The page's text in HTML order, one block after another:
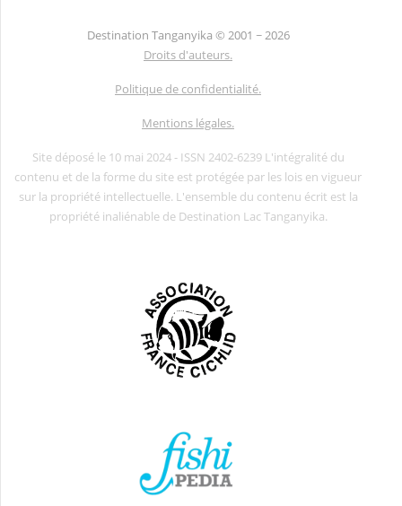
Destination Tanganyika © 2001 ~ 2026
Droits d'auteurs.
Politique de confidentialité.
Mentions légales.
Site déposé le 10 mai 2024 - ISSN 2402-6239 L'intégralité du
contenu et de la forme du site est protégée par les lois en vigueur
sur la propriété intellectuelle. L'ensemble du contenu écrit est la
propriété inaliénable de Destination Lac Tanganyika.